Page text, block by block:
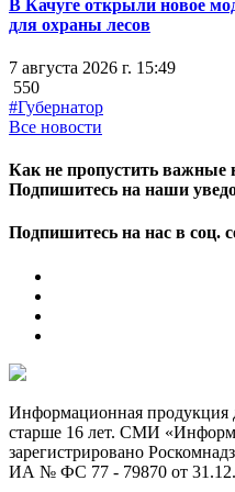
В Качуге открыли новое
для охраны лесов
7 августа 2026 г. 15:49
550
#Губернатор
Все новости
Как не пропустить важные
Подпишитесь на наши
Подпишитесь на нас в соц.
Информационная продукция
старше 16 лет. СМИ
зарегистрировано
ИА № ФС 77 - 79870 от